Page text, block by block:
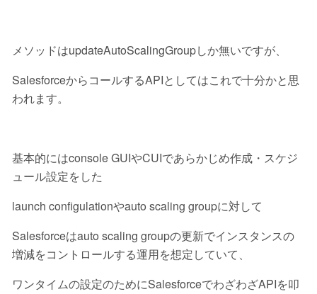
メソッドはupdateAutoScalingGroupしか無いですが、
SalesforceからコールするAPIとしてはこれで十分かと思
われます。
基本的にはconsole GUIやCUIであらかじめ作成・スケジ
ュール設定をした
launch configulationやauto scaling groupに対して
Salesforceはauto scaling groupの更新でインスタンスの
増減をコントロールする運用を想定していて、
ワンタイムの設定のためにSalesforceでわざわざAPIを叩